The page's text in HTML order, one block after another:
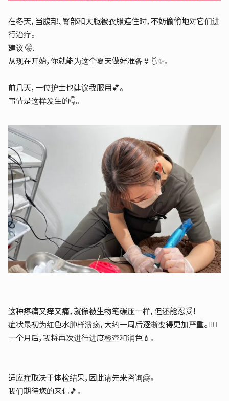
在冬天，当腹部、臀部和大腿被衣服遮住时，不妨偷偷地对它们进
行治疗。
建议 🤫.
从现在开始，你就能为这个夏天做好准备👙🩱✨。
前几天，一位护士也建议我服用💕。
事情是这样发生的👇。
这种疼痛又痒又痛，就像被生物笔碾压一样，但还能忍受！
症状最初为红色水肿样溃疡，大约一周后逐渐变得更加严重。🙆‍♀️
一个月后，我将再次进行进度检查和润色💄。
适应症取决于体检结果，因此请先来咨询🤗。
我们期待您的来信🎵。